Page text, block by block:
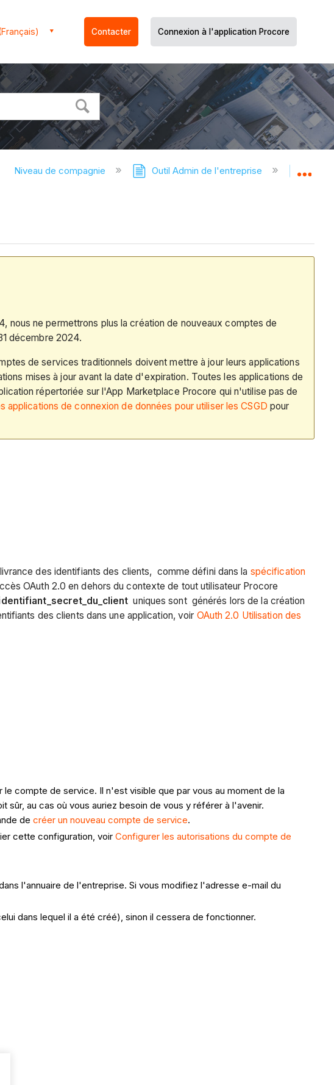
Contacter Connexion à l'application Procore
Niveau de compagnie Outil Admin de l'entreprise Outil
nous ne permettrons plus la création de nouveaux comptes de
décembre 2024.
de services traditionnels doivent mettre à jour leurs applications
mises à jour avant la date d'expiration. Toutes les applications de
répertoriée sur l'App Marketplace Procore qui n'utilise pas de
applications de connexion de données pour utiliser les CSGD pour
des identifiants des clients, comme défini dans la spécification
OAuth 2.0 en dehors du contexte de tout utilisateur Procore
uniques sont générés lors de la création
des clients dans une application, voir OAuth 2.0 Utilisation des
compte de service. Il n'est visible que par vous au moment de la
au cas où vous auriez besoin de vous y référer à l'avenir.
de créer un nouveau compte de service.
cette configuration, voir Configurer les autorisations du compte de
l'annuaire de l'entreprise. Si vous modifiez l'adresse e-mail du
dans lequel il a été créé), sinon il cessera de fonctionner.